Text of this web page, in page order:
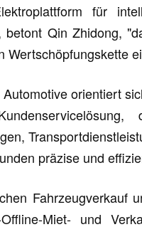
für
betont Qin Zhidong,
Wertschöpfungskette
orientiert
präzise und
Fahrzeugverkauf
Miet- und